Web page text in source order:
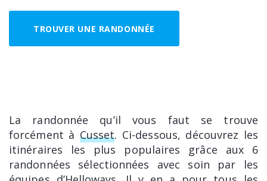
TROUVER UNE RANDONNÉE
La randonnée qu’il vous faut se trouve
forcément à Cusset. Ci-dessous, découvrez les
itinéraires les plus populaires grâce aux 6
randonnées sélectionnées avec soin par les